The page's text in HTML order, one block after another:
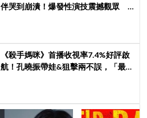
伴哭到崩潰！爆發性演技震撼觀眾
《殺手媽咪》首播收視率7.4%好評啟
航！孔曉振帶娃&狙擊兩不誤，「最狂